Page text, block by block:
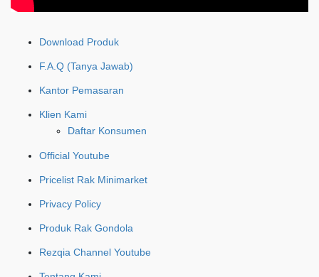
Download Produk
F.A.Q (Tanya Jawab)
Kantor Pemasaran
Klien Kami
Daftar Konsumen
Official Youtube
Pricelist Rak Minimarket
Privacy Policy
Produk Rak Gondola
Rezqia Channel Youtube